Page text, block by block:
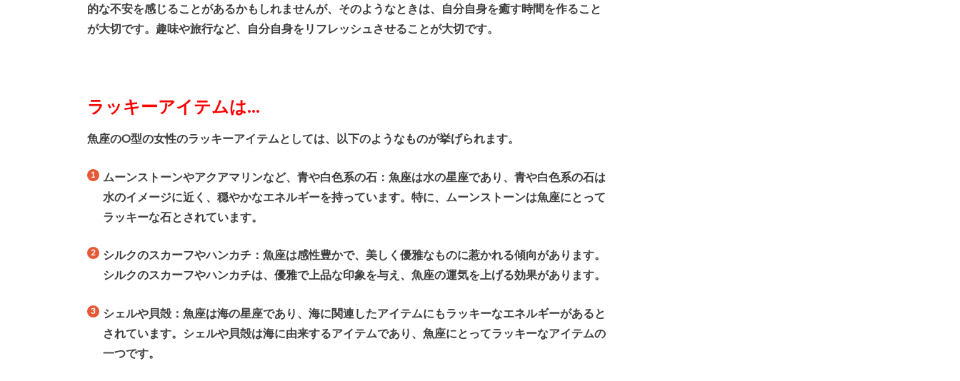
的な不安を感じることがあるかもしれませんが、そのようなときは、自分自身を癒す時間を作ること
が大切です。趣味や旅行など、自分自身をリフレッシュさせることが大切です。
ラッキーアイテムは…
魚座のO型の女性のラッキーアイテムとしては、以下のようなものが挙げられます。
ムーンストーンやアクアマリンなど、青や白色系の石：魚座は水の星座であり、青や白色系の石は
水のイメージに近く、穏やかなエネルギーを持っています。特に、ムーンストーンは魚座にとって
ラッキーな石とされています。
シルクのスカーフやハンカチ：魚座は感性豊かで、美しく優雅なものに惹かれる傾向があります。
シルクのスカーフやハンカチは、優雅で上品な印象を与え、魚座の運気を上げる効果があります。
シェルや貝殻：魚座は海の星座であり、海に関連したアイテムにもラッキーなエネルギーがあると
されています。シェルや貝殻は海に由来するアイテムであり、魚座にとってラッキーなアイテムの
一つです。